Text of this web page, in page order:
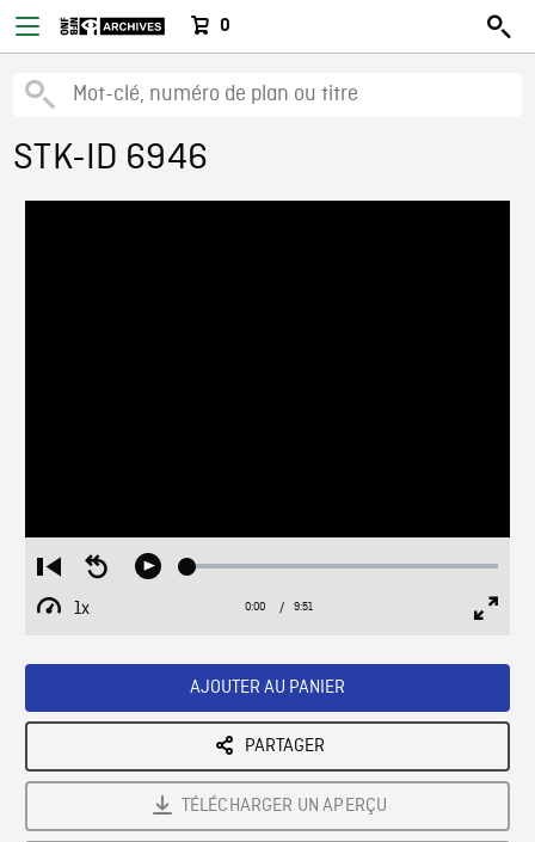
0
STK-ID 6946
Restart
from
beginning
Seek
Play Loaded:
1x
Playback
Current
0:00 / Duration
9:51
AJOUTER AU PANIER
PARTAGER
TÉLÉCHARGER UN APERÇU